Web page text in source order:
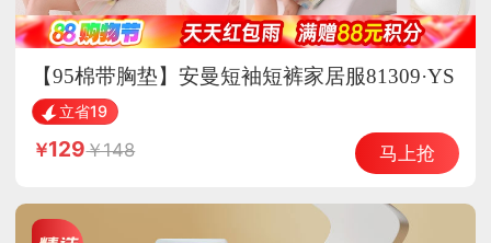
【95棉带胸垫】安曼短袖短裤家居服81309·YS
81302
立省19
129 148 马上抢